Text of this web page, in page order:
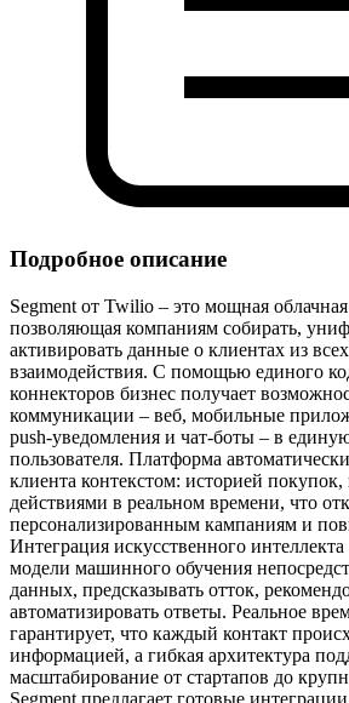
Подробное описание
Segment от Twilio – это мощная
позволяющая компаниям собирать,
активировать данные о клиентах из
взаимодействия. С помощью единого
коннекторов бизнес получает
коммуникации – веб, мобильные
push‑уведомления и чат‑боты – в
пользователя. Платформа
клиента контекстом: историей
действиями в реальном времени, что
персонализированным кампаниям и
Интеграция искусственного
модели машинного обучения
данных, предсказывать отток,
автоматизировать ответы. Реальное
гарантирует, что каждый контакт
информацией, а гибкая архитектура
масштабирование от стартапов до